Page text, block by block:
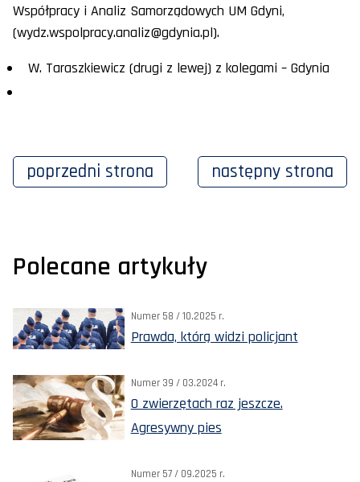
Współpracy i Analiz Samorządowych UM Gdyni,
(wydz.wspolpracy.analiz@gdynia.pl).
W. Taraszkiewicz (drugi z lewej) z kolegami – Gdynia
poprzedni strona następny strona
Polecane artykuły
Numer 58 / 10.2025 r.
Prawda, którą widzi policjant
Numer 39 / 03.2024 r.
O zwierzętach raz jeszcze.
Agresywny pies
Numer 57 / 09.2025 r.